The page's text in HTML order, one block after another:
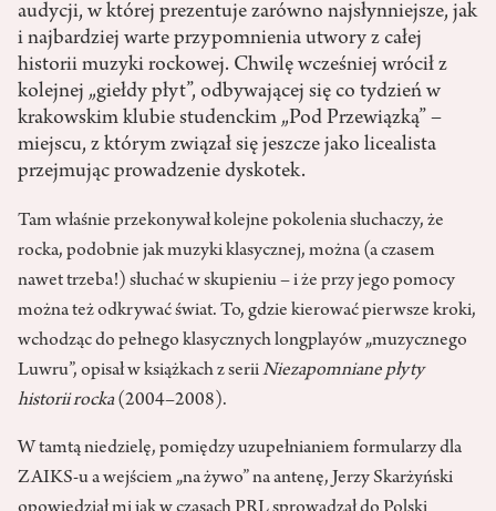
audycji, w której prezentuje zarówno najsłynniejsze, jak
i najbardziej warte przypomnienia utwory z całej
historii muzyki rockowej. Chwilę wcześniej wrócił z
kolejnej „giełdy płyt”, odbywającej się co tydzień w
krakowskim klubie studenckim „Pod Przewiązką” –
miejscu, z którym związał się jeszcze jako licealista
przejmując prowadzenie dyskotek.
Tam właśnie przekonywał kolejne pokolenia słuchaczy, że
rocka, podobnie jak muzyki klasycznej, można (a czasem
nawet trzeba!) słuchać w skupieniu – i że przy jego pomocy
można też odkrywać świat. To, gdzie kierować pierwsze kroki,
wchodząc do pełnego klasycznych longplayów „muzycznego
Luwru”, opisał w książkach z seriiNiezapomniane płyty
historii rocka(2004–2008).
W tamtą niedzielę, pomiędzy uzupełnianiem formularzy dla
ZAIKS-u a wejściem „na żywo” na antenę, Jerzy Skarżyński